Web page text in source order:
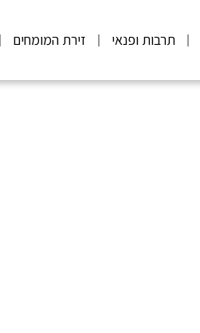
תרבות ופנאי זירת המומחים